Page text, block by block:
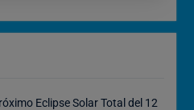
Eclipse Solar Total del 12